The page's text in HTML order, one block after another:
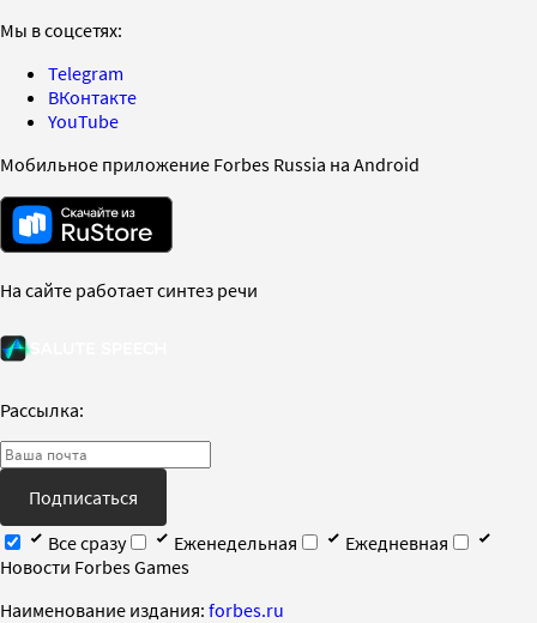
Мы в соцсетях:
Telegram
ВКонтакте
YouTube
Мобильное приложение Forbes Russia на Android
На сайте работает синтез речи
Рассылка:
Подписаться
Все сразу
Еженедельная
Ежедневная
Новости Forbes Games
Наименование издания: forbes.ru